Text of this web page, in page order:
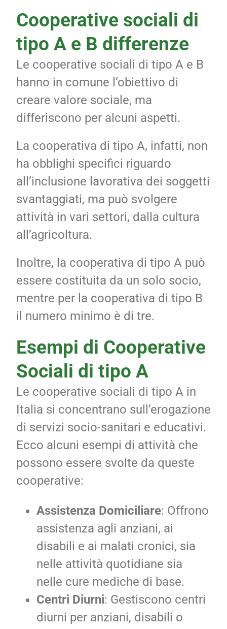
Cooperative sociali di
tipo A e B differenze
Le cooperative sociali di tipo A e B
hanno in comune l’obiettivo di
creare valore sociale, ma
differiscono per alcuni aspetti.
La cooperativa di tipo A, infatti, non
ha obblighi specifici riguardo
all’inclusione lavorativa dei soggetti
svantaggiati, ma può svolgere
attività in vari settori, dalla cultura
all’agricoltura.
Inoltre, la cooperativa di tipo A può
essere costituita da un solo socio,
mentre per la cooperativa di tipo B
il numero minimo è di tre.
Esempi di Cooperative
Sociali di tipo A
Le cooperative sociali di tipo A in
Italia si concentrano sull’erogazione
di servizi socio-sanitari e educativi.
Ecco alcuni esempi di attività che
possono essere svolte da queste
cooperative:
Assistenza Domiciliare: Offrono
assistenza agli anziani, ai
disabili e ai malati cronici, sia
nelle attività quotidiane sia
nelle cure mediche di base.
Centri Diurni: Gestiscono centri
diurni per anziani, disabili o